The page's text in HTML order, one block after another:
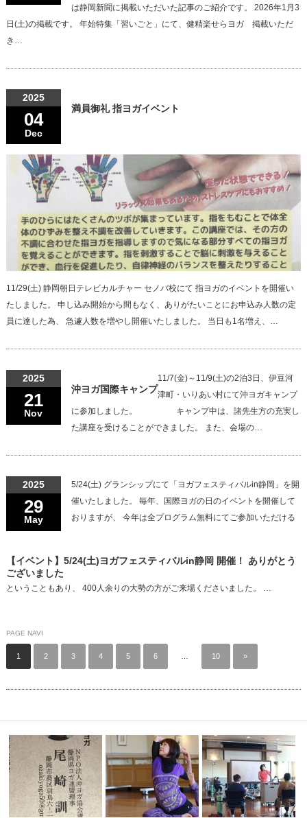
は静岡新聞に掲載いただいた記事のご紹介です。 2026年1月3
日(土)の掲載です。 年始特集「習いごと」にて、健精楽せらヨガ 掲載いただ
き…
2025
04
Dec
満員御礼 指ヨガイベント
11/29(土) 静岡朝日テレビカルチャー セノバ校にて 指ヨガのイベントを開催い
たしました。 申し込み開始から間もなく、ありがたいことにお申込み人数の定
員に達した為、 急遽人数を増やし開催いたしました。 当日も1名増え、…
2025
21
Nov
沖ヨガ国際キャンプ
11/7(金)～11/9(土)の2泊3日、伊豆河
津町・いりあい村にて沖ヨガキャンプ
に参加しました。 キャンプ中は、諸先生方の充実し
た講座を受けることができました。 また、会場の…
2025
29
May
【イベント】5/24(土)ヨガフェスティバルin静岡 開催！ ありがとう
ございました
5/24(土) グランシップにて「ヨガフェスティバルin静岡」を開
催いたしました。 毎年、国際ヨガの日のイベントを開催して
おりますが、 今年は全プログラム無料にてご参加いただける
ということもあり、 400人余りの大勢の方がご来場くださいました。 …
PAGE NAVI
1 2 3 4 5 6 10 »